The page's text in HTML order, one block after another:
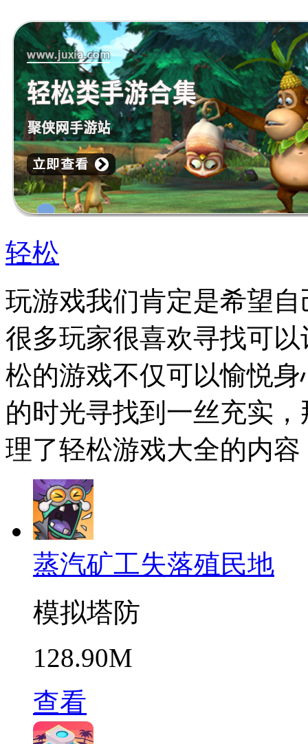
轻松
玩游戏我们肯定是希望
很多玩家很喜欢寻找可
松的游戏不仅可以愉悦
的时光寻找到一丝充实
理了轻松游戏大全的内
蒸汽矿工失落殖民地
模拟塔防
128.90M
查看